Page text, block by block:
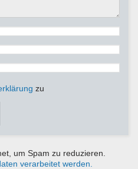
zu
um Spam zu reduzieren.
verarbeitet werden.